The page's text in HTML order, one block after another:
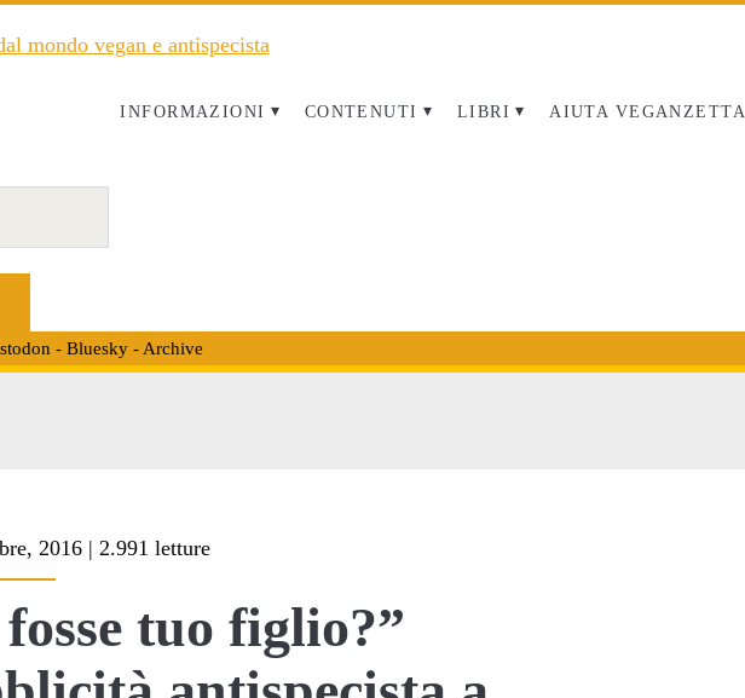
INFORMAZIONI CONTENUTI LIBRI AIUTA VEGANZETTA
- Bluesky-Archive
2016 | 2.991 letture
fosse tuo figlio?”